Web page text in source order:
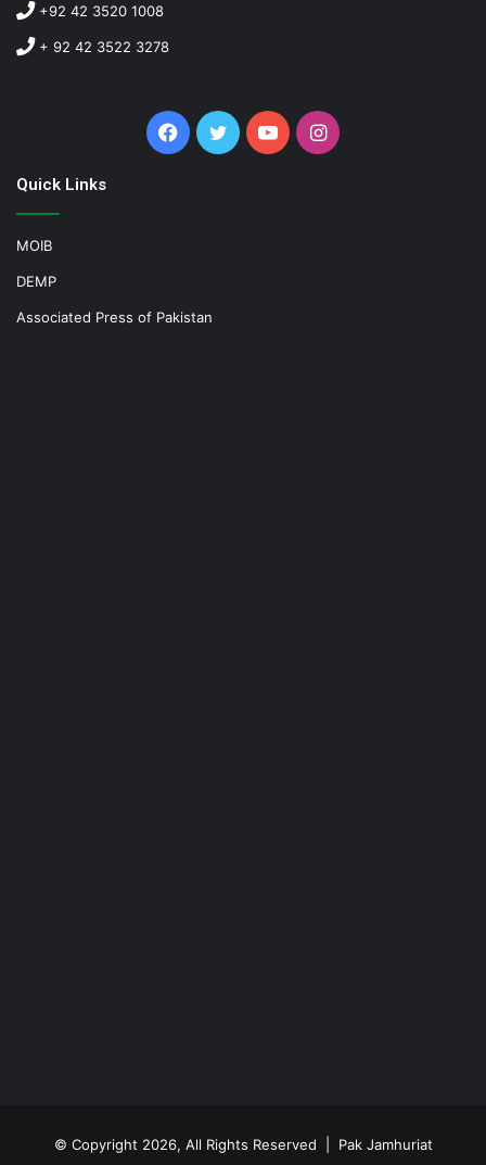
+92 42 3520 1008
+ 92 42 3522 3278
Facebook
TwitterYouTubeInstagram
Quick Links
MOIB
DEMP
Associated Press of Pakistan
© Copyright 2026, All Rights Reserved | Pak Jamhuriat